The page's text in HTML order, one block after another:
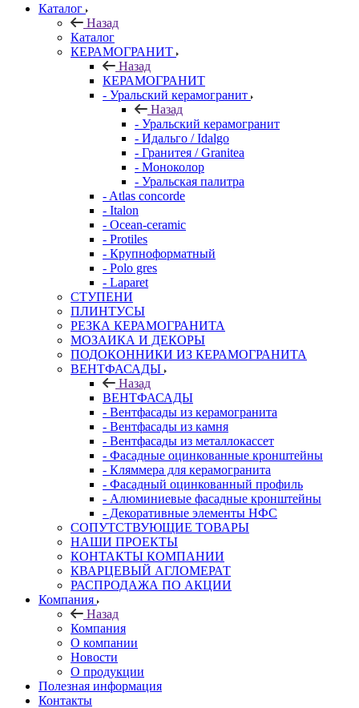
Каталог
Назад
Каталог
КЕРАМОГРАНИТ
Назад
КЕРАМОГРАНИТ
- Уральский керамогранит
Назад
- Уральский керамогранит
- Идальго / Idalgo
- Гранитея / Granitea
- Моноколор
- Уральская палитра
- Atlas concorde
- Italon
- Ocean-ceramic
- Protiles
- Крупноформатный
- Polo gres
- Laparet
СТУПЕНИ
ПЛИНТУСЫ
РЕЗКА КЕРАМОГРАНИТА
МОЗАИКА И ДЕКОРЫ
ПОДОКОННИКИ ИЗ КЕРАМОГРАНИТА
ВЕНТФАСАДЫ
Назад
ВЕНТФАСАДЫ
- Вентфасады из керамогранита
- Вентфасады из камня
- Вентфасады из металлокассет
- Фасадные оцинкованные кронштейны
- Кляммера для керамогранита
- Фасадный оцинкованный профиль
- Алюминиевые фасадные кронштейны
- Декоративные элементы НФС
СОПУТСТВУЮЩИЕ ТОВАРЫ
НАШИ ПРОЕКТЫ
КОНТАКТЫ КОМПАНИИ
КВАРЦЕВЫЙ АГЛОМЕРАТ
РАСПРОДАЖА ПО АКЦИИ
Компания
Назад
Компания
О компании
Новости
О продукции
Полезная информация
Контакты